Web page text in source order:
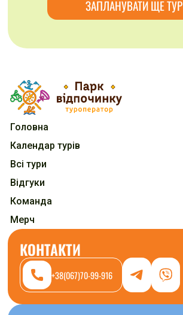
ЗАПЛАНУВАТИ ЩЕ ТУР
Головна
Календар турів
Всі тури
Відгуки
Команда
Мерч
КОНТАКТИ
+38(067)70-99-916